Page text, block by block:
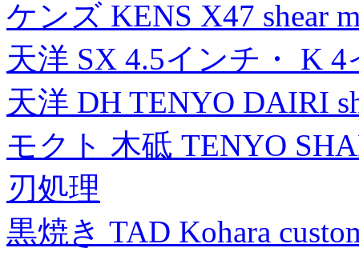
ケンズ KENS X47 shear
天洋 SX 4.5インチ・ K
天洋 DH TENYO DAIRI
モクト 木砥 TENYO
刃処理
黒焼き TAD Kohara